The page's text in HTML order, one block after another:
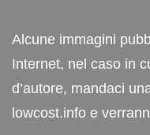
Alcune immagini
Internet, nel caso in
d’autore, mandaci
lowcost.info e